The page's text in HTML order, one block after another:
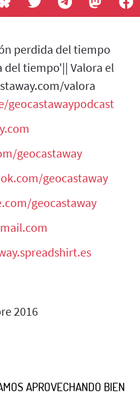
perdida del tiempo
del tiempo'|| Valora el
valora
geocastawaypodcast
geocastaway
geocastaway
geocastaway
2016
APROVECHANDO BIEN